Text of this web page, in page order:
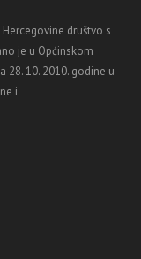
društvo s
je u Općinskom
28. 10. 2010. godine u
i